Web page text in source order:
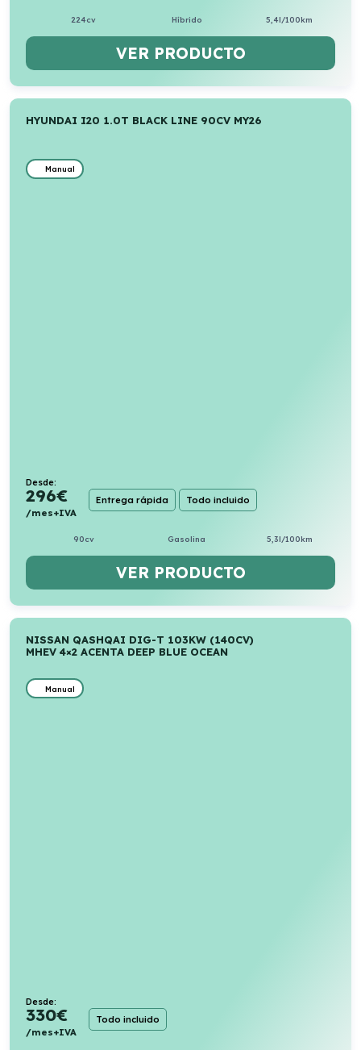
224cv Híbrido 5,4l/100km
VER PRODUCTO
HYUNDAI I20 1.0T BLACK LINE 90CV MY26
Manual
Desde:
296€
/mes+IVA
Entrega rápida Todo incluido
90cv Gasolina 5,3l/100km
VER PRODUCTO
NISSAN QASHQAI DIG-T 103KW (140CV)
MHEV 4×2 ACENTA DEEP BLUE OCEAN
Manual
Desde:
330€
/mes+IVA
Todo incluido